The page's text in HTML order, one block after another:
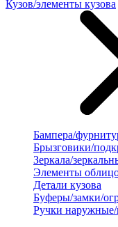
Кузов/элементы кузова
Бампера/
Брызговики/
Зеркала/
Элементы
Детали кузова
Буферы/замки/
Ручки